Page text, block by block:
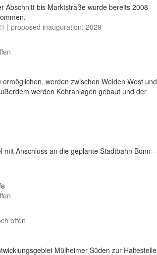
Abschnitt bis Marktstraße wurde bereits 2008
| proposed inauguration: 2029
werden zwischen Weiden West und
werden Kehranlagen gebaut und der
Anschluss an die geplante Stadtbahn Bonn –
offen
Mülheimer Süden zur Haltestelle